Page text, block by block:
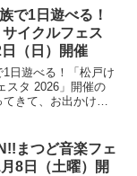
模擬店・キッチン
で1日遊べる！
サイクルフェス
（日）開催
1日遊べる！「松戸け
スタ 2026」開催の
きて、お出かけに
イベント「松戸け
まつど音楽フェ
8日（土曜）開